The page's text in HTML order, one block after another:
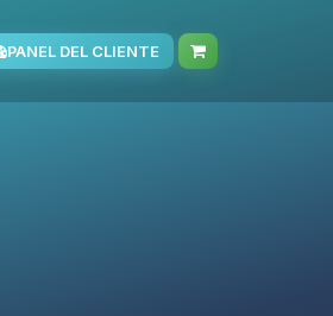
PANEL DEL CLIENTE